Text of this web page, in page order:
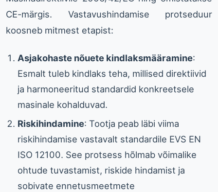
CE-märgis. Vastavushindamise protseduur
koosneb mitmest etapist:
Asjakohaste nõuete kindlaksmääramine:
Esmalt tuleb kindlaks teha, millised direktiivid
ja harmoneeritud standardid konkreetsele
masinale kohalduvad.
Riskihindamine: Tootja peab läbi viima
riskihindamise vastavalt standardile EVS EN
ISO 12100. See protsess hõlmab võimalike
ohtude tuvastamist, riskide hindamist ja
sobivate ennetusmeetmete